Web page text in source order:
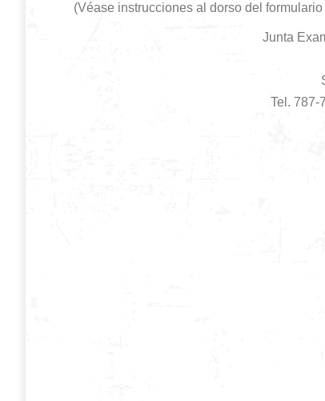
(Véase instrucciones al dorso del
Junta
Tel. 787-